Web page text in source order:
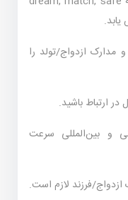
و مدارک ازدواج/تولد را
در ارتباط باشید.
و بین‌المللی سرعت
ازدواج/فرزند لازم است.